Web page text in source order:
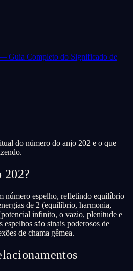
Guia Completo do Significado de
do número do anjo 202 e o que
202?
número espelho, refletindo equilíbrio
de 2 (equilíbrio, harmonia,
infinito, o vazio, plenitude e
são sinais poderosos de
de chama gêmea.